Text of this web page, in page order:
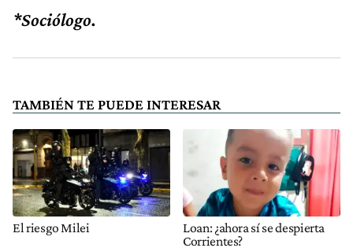
*Sociólogo.
TAMBIÉN TE PUEDE INTERESAR
El riesgo Milei
Loan: ¿ahora sí se despierta
Corrientes?